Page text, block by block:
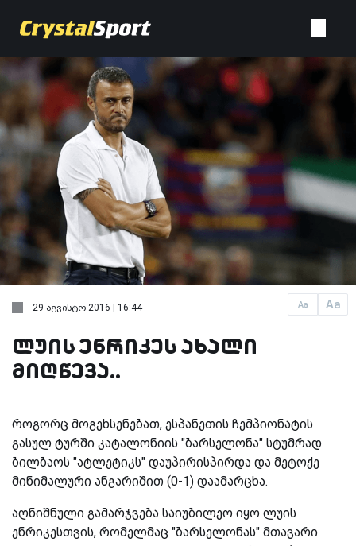
Aa Aa
29 აგვისტო 2016 | 16:44
ლუის ენრიკეს ახალი
მიღწევა..
როგორც მოგეხსენებათ, ესპანეთის ჩემპიონატის
გასულ ტურში კატალონიის "ბარსელონა" სტუმრად
ბილბაოს "ატლეტიკს" დაუპირისპირდა და მეტოქე
მინიმალური ანგარიშით (0-1) დაამარცხა.
აღნიშნული გამარჯვება საიუბილეო იყო ლუის
ენრიკესთვის, რომელმაც "ბარსელონას" მთავარი